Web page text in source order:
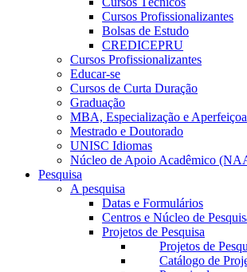
Cursos Profissionalizantes
Bolsas de Estudo
CREDICEPRU
Cursos Profissionalizantes
Educar-se
Cursos de Curta Duração
Graduação
MBA, Especialização e
Mestrado e Doutorado
UNISC Idiomas
Núcleo de Apoio Acadêmico
Pesquisa
A pesquisa
Datas e Formulários
Centros e Núcleo de
Projetos de Pesquisa
Projetos de
Catálogo de